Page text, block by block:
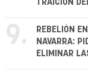
TRAICIÓN
9.
REBELIÓN
NAVARRA:
ELIMINAR